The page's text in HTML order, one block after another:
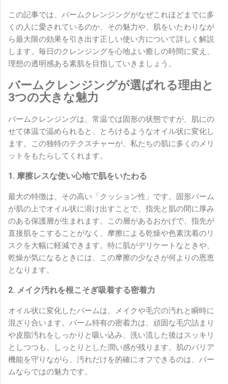
この記事では、バームクレンジングがなぜこれほどまでに多
くの人に愛されているのか、その魅力や、肌をいたわりなが
ら最大限の効果を引き出す正しい使い方について詳しく解説
します。毎日のクレンジングを心地よい癒しの時間に変え、
理想の透明感ある素肌を目指していきましょう。
バームクレンジングが選ばれる理由と
3つの大きな魅力
バームクレンジングは、常温では固形の状態ですが、肌にの
せて体温で温められると、とろけるようなオイル状に変化し
ます。この独特のテクスチャーが、私たちの肌に多くのメリ
ットをもたらしてくれます。
1. 摩擦レスな使い心地で肌をいたわる
最大の特徴は、その高い「クッション性」です。固形バーム
が肌の上でオイル状に溶け出すことで、指先と肌の間に厚み
のある保護層が生まれます。この層があるおかげで、指先が
直接肌をこすることがなく、摩擦による乾燥や色素沈着のリ
スクを大幅に軽減できます。特に肌がデリケートなときや、
乾燥が気になるときには、この摩擦の少なさが何よりの恩恵
となります。
2. メイク汚れを根こそぎ吸着する密着力
オイル状に変化したバームは、メイクや毛穴の汚れと瞬時に
混ざり合います。バーム特有の密着力は、頑固な毛穴詰まり
や皮脂汚れをしっかりと吸い込み、洗い流した後はスッキリ
としつつも、しっとりとした潤い感が残ります。肌のバリア
機能を守りながら、汚れだけを的確にオフできるのは、バー
ムならではの魅力です。